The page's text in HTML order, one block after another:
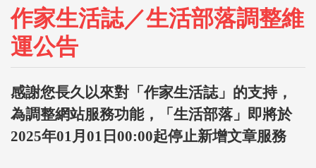
作家生活誌／生活部落調整維
運公告
感謝您長久以來對「作家生活誌」的支持，
為調整網站服務功能，「生活部落」即將於
2025年01月01日00:00起停止新增文章服務